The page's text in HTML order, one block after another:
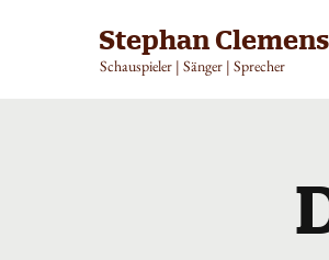
Stephan Clemens
Schauspieler | Sänger | Sprecher